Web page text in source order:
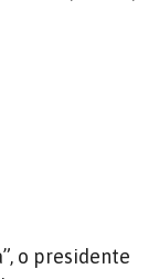
o presidente